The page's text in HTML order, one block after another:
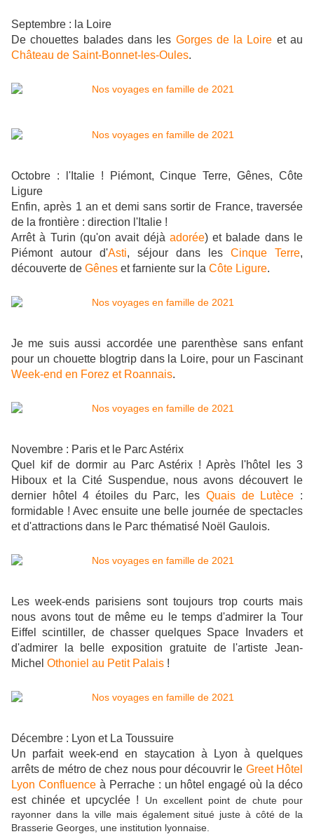
Septembre : la Loire
De chouettes balades dans les Gorges de la Loire et au
Château de Saint-Bonnet-les-Oules.
Octobre : l'Italie ! Piémont, Cinque Terre, Gênes, Côte
Ligure
Enfin, après 1 an et demi sans sortir de France, traversée
de la frontière : direction l'Italie !
Arrêt à Turin (qu'on avait déjà adorée) et balade dans le
Piémont autour d'Asti, séjour dans les Cinque Terre,
découverte de Gênes et farniente sur la Côte Ligure.
Je me suis aussi accordée une parenthèse sans enfant
pour un chouette blogtrip dans la Loire, pour un Fascinant
Week-end en Forez et Roannais.
Novembre : Paris et le Parc Astérix
Quel kif de dormir au Parc Astérix ! Après l'hôtel les 3
Hiboux et la Cité Suspendue, nous avons découvert le
dernier hôtel 4 étoiles du Parc, les Quais de Lutèce :
formidable ! Avec ensuite une belle journée de spectacles
et d'attractions dans le Parc thématisé Noël Gaulois.
Les week-ends parisiens sont toujours trop courts mais
nous avons tout de même eu le temps d'admirer la Tour
Eiffel scintiller, de chasser quelques Space Invaders et
d'admirer la belle exposition gratuite de l'artiste Jean-
Michel Othoniel au Petit Palais !
Décembre : Lyon et La Toussuire
Un parfait week-end en staycation à Lyon à quelques
arrêts de métro de chez nous pour découvrir le Greet Hôtel
Lyon Confluenceà Perrache : un hôtel engagé où la déco
est chinée et upcyclée ! Un excellent point de chute pour
rayonner dans la ville mais également situé juste à côté de la
Brasserie Georges, une institution lyonnaise.